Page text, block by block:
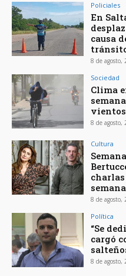
Policiales
En
causa
8 de agosto,
Sociedad
Clima
8 de agosto,
Cultura
semana
8 de agosto,
Política
“Se
cargó
8 de agosto,